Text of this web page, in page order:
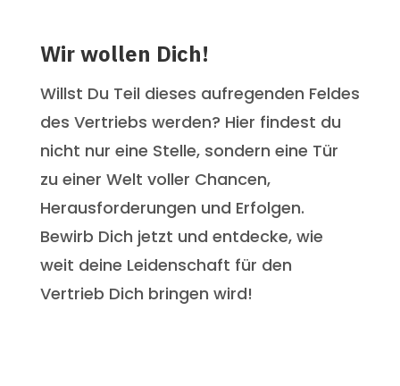
Wir wollen Dich!
Willst Du Teil dieses aufregenden Feldes
des Vertriebs werden? Hier findest du
nicht nur eine Stelle, sondern eine Tür
zu einer Welt voller Chancen,
Herausforderungen und Erfolgen.
Bewirb Dich jetzt und entdecke, wie
weit deine Leidenschaft für den
Vertrieb Dich bringen wird!